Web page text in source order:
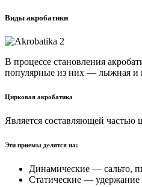
Виды акробатики
В процессе становления
популярные из них — лыжная и
Цирковая акробатика
Является составляющей
Эти приемы делятся на:
Динамические — сальто,
Статические — удержание